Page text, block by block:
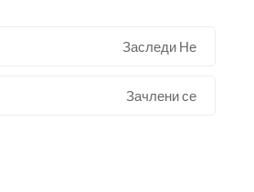
Заследи Не
Зачлени се